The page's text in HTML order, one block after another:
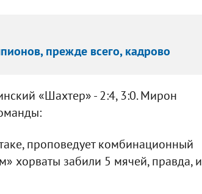
прежде всего, кадрово
«Шахтер» - 2:4, 3:0. Мирон
проповедует комбинационный
хорваты забили 5 мячей, правда, и